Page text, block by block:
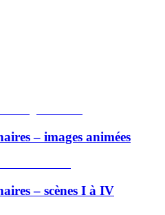
– images animées
– scènes I à IV